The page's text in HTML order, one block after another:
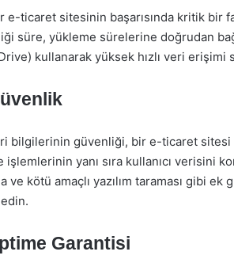
e-ticaret sitesinin başarısında kritik
süre, yükleme sürelerine doğrudan
kullanarak yüksek hızlı veri erişimi
bilgilerinin güvenliği, bir e-ticaret sitesi
işlemlerinin yanı sıra kullanıcı verisini
ve kötü amaçlı yazılım taraması gibi
Garantisi